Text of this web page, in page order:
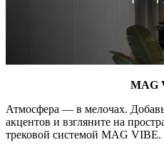
MAG
Атмосфера — в мелочах.
акцентов и взгляните на
трековой системой MAG VIBE.